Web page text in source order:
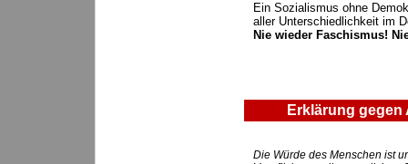
Ein Sozialismus ohne
aller Unterschiedlichkeit im
Nie wieder Faschismus!
Erklärung
Die Würde des Menschen ist